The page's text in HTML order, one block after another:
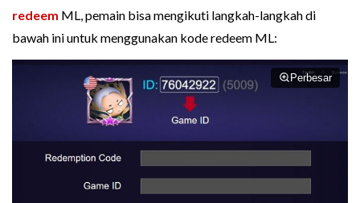
redeem ML, pemain bisa mengikuti langkah-langkah di
bawah ini untuk menggunakan kode redeem ML:
Perbesar